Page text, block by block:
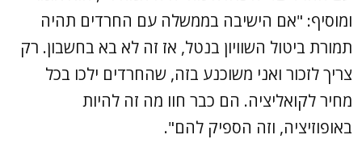
ומוסיף: "אם הישיבה בממשלה עם החרדים תהיה
תמורת ביטול השוויון בנטל, אז זה לא בא בחשבון. רק
צריך לזכור ואני משוכנע בזה, שהחרדים ילכו בכל
מחיר לקואליציה. הם כבר חוו מה זה להיות
באופוזיציה, וזה הספיק להם".